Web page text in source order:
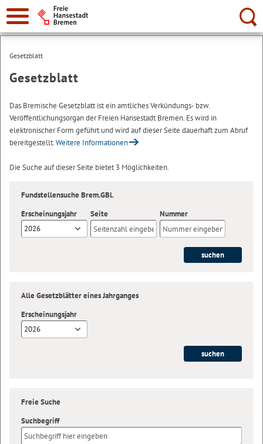
Suche:
Gesetzblatt
Gesetzblatt
Das Bremische Gesetzblatt ist ein amtliches Verkündungs- bzw.
Veröffentlichungsorgan der Freien Hansestadt Bremen. Es wird in
elektronischer Form geführt und wird auf dieser Seite dauerhaft zum Abruf
bereitgestellt.Weitere Informationen
Die Suche auf dieser Seite bietet 3 Möglichkeiten.
Fundstellensuche Brem.GBl.
Erscheinungsjahr
2026
Seite Nummer
Alle Gesetzblätter eines Jahrganges
Erscheinungsjahr
2026
Freie Suche
Suchbegriff